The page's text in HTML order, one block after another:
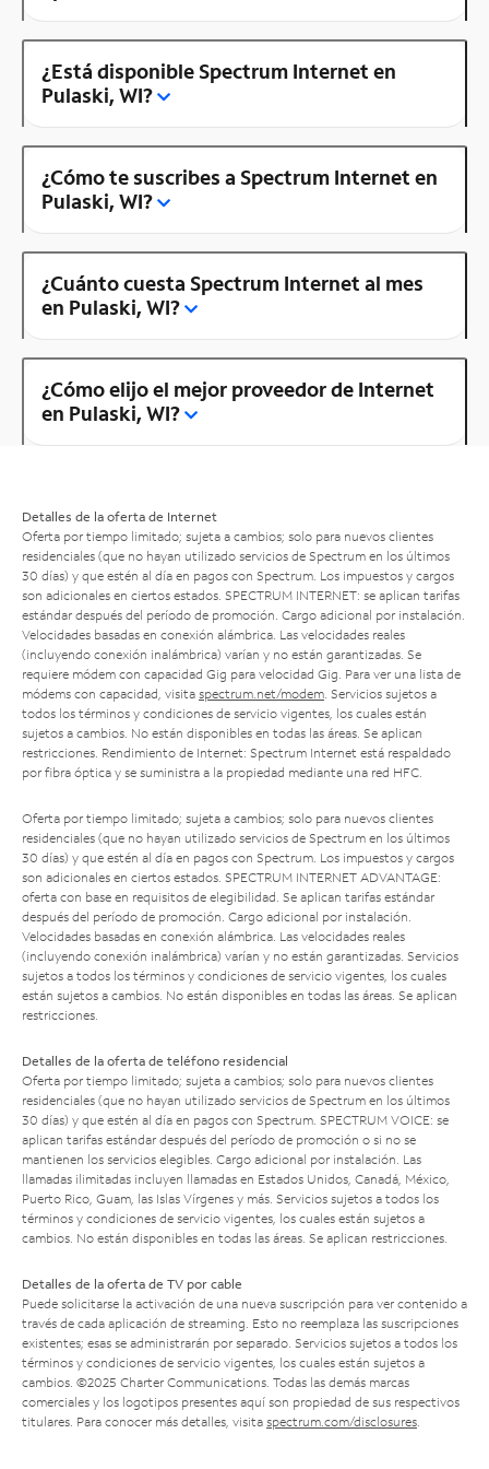
¿Está disponible Spectrum Internet en
Pulaski, WI?
¿Cómo te suscribes a Spectrum Internet en
Pulaski, WI?
¿Cuánto cuesta Spectrum Internet al mes
en Pulaski, WI?
¿Cómo elijo el mejor proveedor de Internet
en Pulaski, WI?
Detalles de la oferta de Internet
Oferta por tiempo limitado; sujeta a cambios; solo para nuevos clientes
residenciales (que no hayan utilizado servicios de Spectrum en los últimos
30 días) y que estén al día en pagos con Spectrum. Los impuestos y cargos
son adicionales en ciertos estados. SPECTRUM INTERNET: se aplican tarifas
estándar después del período de promoción. Cargo adicional por instalación.
Velocidades basadas en conexión alámbrica. Las velocidades reales
(incluyendo conexión inalámbrica) varían y no están garantizadas. Se
requiere módem con capacidad Gig para velocidad Gig. Para ver una lista de
módems con capacidad, visita spectrum.net/modem . Servicios sujetos a
todos los términos y condiciones de servicio vigentes, los cuales están
sujetos a cambios. No están disponibles en todas las áreas. Se aplican
restricciones. Rendimiento de Internet: Spectrum Internet está respaldado
por fibra óptica y se suministra a la propiedad mediante una red HFC.
Oferta por tiempo limitado; sujeta a cambios; solo para nuevos clientes
residenciales (que no hayan utilizado servicios de Spectrum en los últimos
30 días) y que estén al día en pagos con Spectrum. Los impuestos y cargos
son adicionales en ciertos estados. SPECTRUM INTERNET ADVANTAGE:
oferta con base en requisitos de elegibilidad. Se aplican tarifas estándar
después del período de promoción. Cargo adicional por instalación.
Velocidades basadas en conexión alámbrica. Las velocidades reales
(incluyendo conexión inalámbrica) varían y no están garantizadas. Servicios
sujetos a todos los términos y condiciones de servicio vigentes, los cuales
están sujetos a cambios. No están disponibles en todas las áreas. Se aplican
restricciones.
Detalles de la oferta de teléfono residencial
Oferta por tiempo limitado; sujeta a cambios; solo para nuevos clientes
residenciales (que no hayan utilizado servicios de Spectrum en los últimos
30 días) y que estén al día en pagos con Spectrum. SPECTRUM VOICE: se
aplican tarifas estándar después del período de promoción o si no se
mantienen los servicios elegibles. Cargo adicional por instalación. Las
llamadas ilimitadas incluyen llamadas en Estados Unidos, Canadá, México,
Puerto Rico, Guam, las Islas Vírgenes y más. Servicios sujetos a todos los
términos y condiciones de servicio vigentes, los cuales están sujetos a
cambios. No están disponibles en todas las áreas. Se aplican restricciones.
Detalles de la oferta de TV por cable
Puede solicitarse la activación de una nueva suscripción para ver contenido a
través de cada aplicación de streaming. Esto no reemplaza las suscripciones
existentes; esas se administrarán por separado. Servicios sujetos a todos los
términos y condiciones de servicio vigentes, los cuales están sujetos a
cambios. ©2025 Charter Communications. Todas las demás marcas
comerciales y los logotipos presentes aquí son propiedad de sus respectivos
titulares. Para conocer más detalles, visita spectrum.com/disclosures